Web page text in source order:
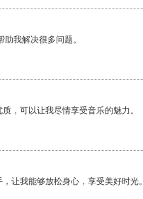
我解决很多问题。
，可以让我尽情享受音乐的魅力。
让我能够放松身心，享受美好时光。